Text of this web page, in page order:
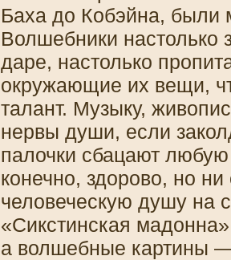
Баха до Кобэйна, были
Волшебники настолько
даре, настолько
окружающие их вещи,
талант. Музыку,
нервы души, если
палочки сбацают
конечно, здорово, но
человеческую душу на
«Сикстинская
а волшебные картины